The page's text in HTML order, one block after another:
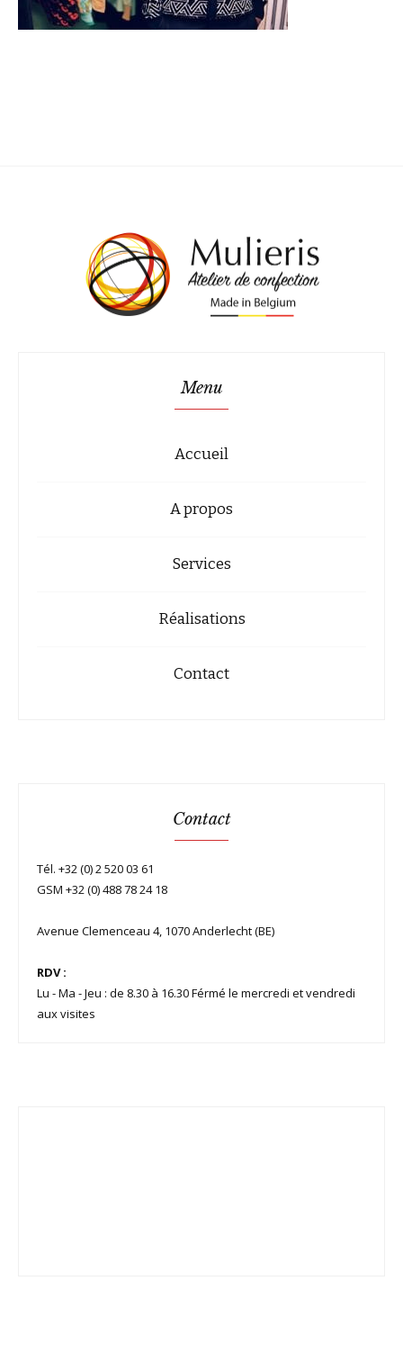
Menu
Accueil
A propos
Services
Réalisations
Contact
Contact
Tél. +32 (0) 2 520 03 61
GSM +32 (0) 488 78 24 18
Avenue Clemenceau 4, 1070 Anderlecht (BE)
RDV :
Lu - Ma - Jeu : de 8.30 à 16.30 Férmé le mercredi et vendredi
aux visites